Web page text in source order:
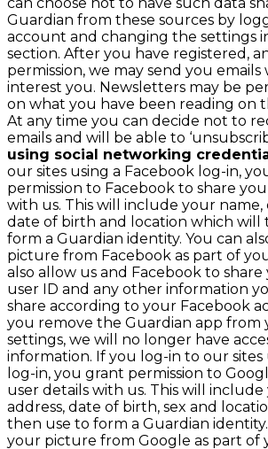
Guardian from these sources by
account and changing the settings
section. After you have registered,
permission, we may send you
interest you. Newsletters may be
on what you have been reading on
At any time you can decide not to
emails and will be able to
using social networking
our sites using a Facebook log-in,
permission to Facebook to share
with us. This will include your name,
date of birth and location which will
form a Guardian identity. You can
picture from Facebook as part of
also allow us and Facebook to
user ID and any other information
share according to your Facebook
you remove the Guardian app from
settings, we will no longer have
information. If you log-in to our sites
log-in, you grant permission to
user details with us. This will include
address, date of birth, sex and
then use to form a Guardian
your picture from Google as part of